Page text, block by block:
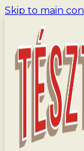
Skip to main